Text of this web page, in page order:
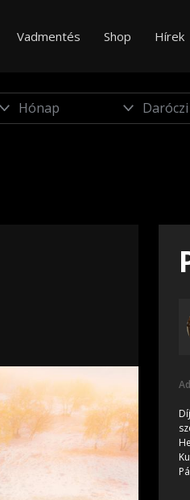
Vadmentés Shop Hírek